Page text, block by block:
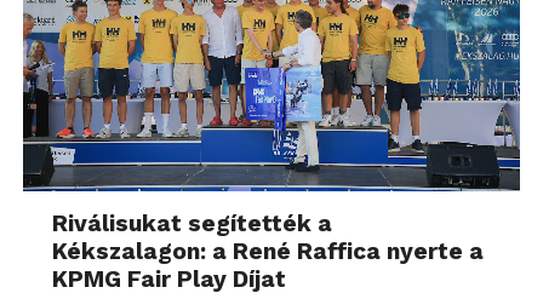
Riválisukat segítették a
Kékszalagon: a René Raffica nyerte a
KPMG Fair Play Díjat